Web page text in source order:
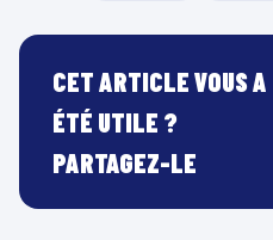
CET ARTICLE VOUS A
ÉTÉ UTILE ?
PARTAGEZ-LE